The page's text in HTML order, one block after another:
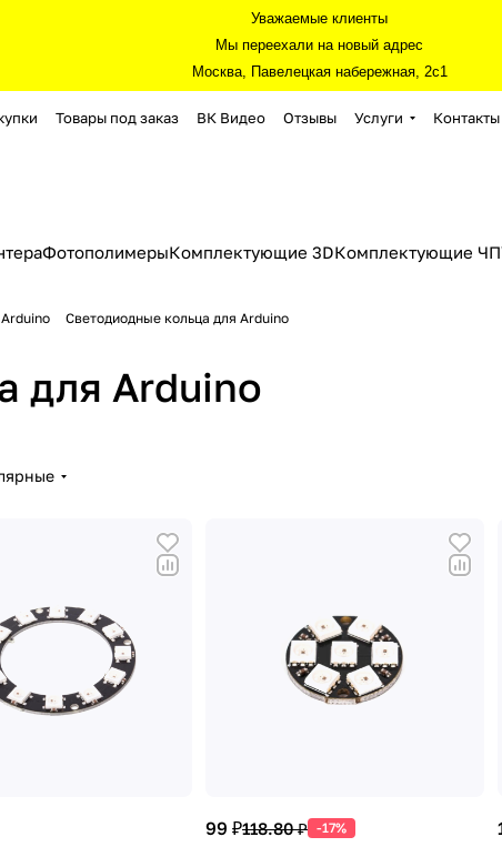
Уважаемые клиенты
Мы переехали на новый адрес
Москва, Павелецкая набережная, 2с1
Товары под заказ ВК Видео Отзывы Услуги Контакты
ФотополимерыКомплектующие 3DКомплектующие
Светодиодные кольца для Arduino
для Arduino
99 ₽118.80 ₽ -17%